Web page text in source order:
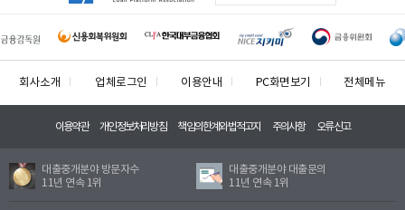
회사소개 업체로그인 이용안내 PC화면보기 전체메뉴
이용약관 개인정보처리방침 책임의한계와법적고지 주의사항 오류신고
대출중개분야 방문자수
11년 연속 1위
대출중개분야 대출문의
11년 연속 1위